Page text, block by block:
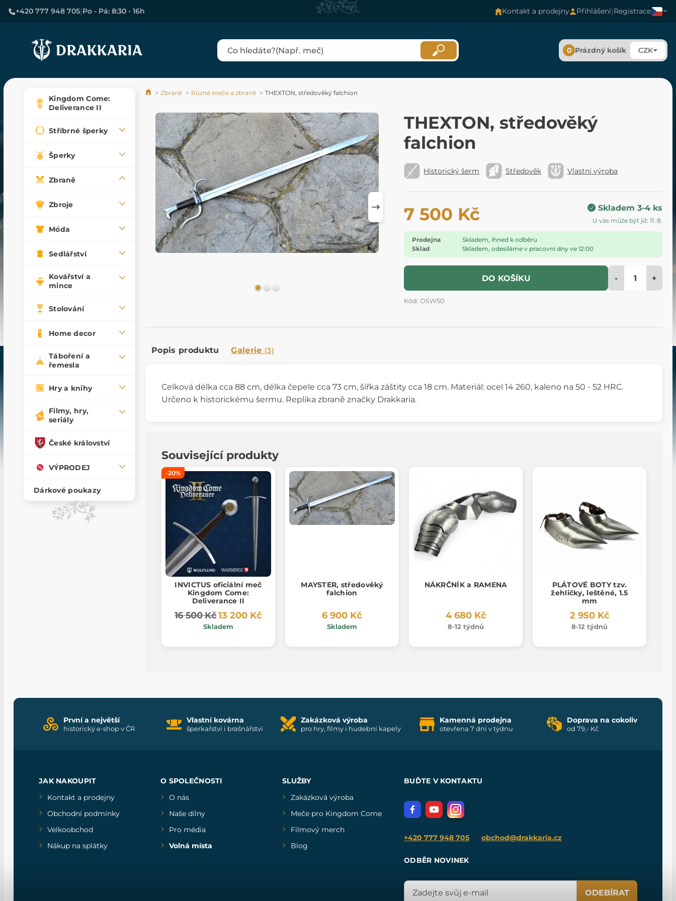
+420 777 948 705|Po - Pá: 8:30 - 16h Kontakt a prodejny Přihlášení|Registrace
0 Prázdný košík CZK
Kingdom Come:
Deliverance II
Stříbrné šperky
Šperky
Zbraně
Zbroje
Móda
Sedlářství
Kovářství a
mince
Stolování
Home decor
Táboření a
řemesla
Hry a knihy
Filmy, hry,
seriály
České království
VÝPRODEJ
Dárkové poukazy
Zbraně Různé meče a zbraně THEXTON, středověký falchion
THEXTON, středověký
falchion
Historický šerm Středověk Vlastní výroba
7 500 Kč Skladem 3-4 ks
U vás může být již: 11. 8.
Prodejna
Skladem, ihned k odběru
Sklad
Skladem, odesíláme v pracovní dny ve 12:00
DO KOŠÍKU - +
Kód: OSW50
Popis produktu Galerie (3)
Celková délka cca 88 cm, délka čepele cca 73 cm, šířka záštity cca 18 cm. Materiál: ocel 14 260, kaleno na 50 - 52 HRC.
Určeno k historickému šermu. Replika zbraně značky Drakkaria.
Související produkty
-20%
INVICTUS oficiální meč
Kingdom Come:
Deliverance II
16 500 Kč13 200 Kč
Skladem
MAYSTER, středověký
falchion
6 900 Kč
Skladem
NÁKRČNÍK a RAMENA
4 680 Kč
8-12 týdnů
PLÁTOVÉ BOTY tzv.
žehličky, leštěné, 1.5
mm
2 950 Kč
8-12 týdnů
První a největší
historický e-shop v ČR
Vlastní kovárna
šperkařství i brašnářství
Zakázková výroba
pro hry, filmy i hudební kapely
Kamenná prodejna
otevřena 7 dní v týdnu
Doprava na cokoliv
od 79,- Kč
JAK NAKOUPIT
Kontakt a prodejny
Obchodní podmínky
Velkoobchod
Nákup na splátky
O SPOLEČNOSTI
O nás
Naše dílny
Pro média
Volná místa
SLUŽBY
Zakázková výroba
Meče pro Kingdom Come
Filmový merch
Blog
BUĎTE V KONTAKTU
+420 777 948 705 obchod@drakkaria.cz
ODBĚR NOVINEK
ODEBÍRAT